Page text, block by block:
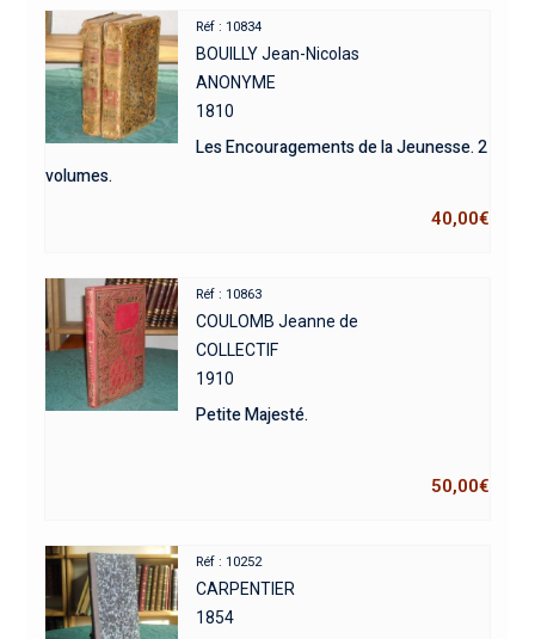
Réf : 10834
BOUILLY Jean-Nicolas
ANONYME
1810
Les Encouragements de la Jeunesse. 2
volumes.
40,00€
Réf : 10863
COULOMB Jeanne de
COLLECTIF
1910
Petite Majesté.
50,00€
Réf : 10252
CARPENTIER
1854